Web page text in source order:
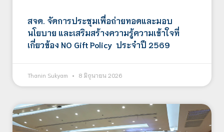
สจด. จัดการประชุมเพื่อถ่ายทอดและมอบ
นโยบาย และเสริมสร้างความรู้ความเข้าใจที่
เกี่ยวข้อง NO Gift Policy ประจำปี 2569
Thanin Sukyam 8 มิถุนายน 2026